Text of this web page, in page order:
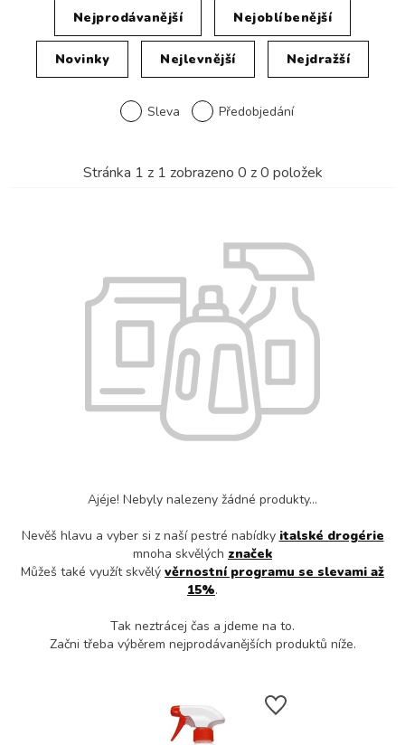
Nejprodávanější Nejoblíbenější
Novinky Nejlevnější Nejdražší
Sleva Předobjedání
Stránka 1 z 1 zobrazeno 0 z0 položek
Ajéje! Nebyly nalezeny žádné produkty...
Nevěš hlavu a vyber si z naší pestré nabídky italské drogérie
mnoha skvělých značek
Můžeš také využít skvělý věrnostní programu se slevami až
15%.
Tak neztrácej čas a jdeme na to.
Začni třeba výběrem nejprodávanějších produktů níže.